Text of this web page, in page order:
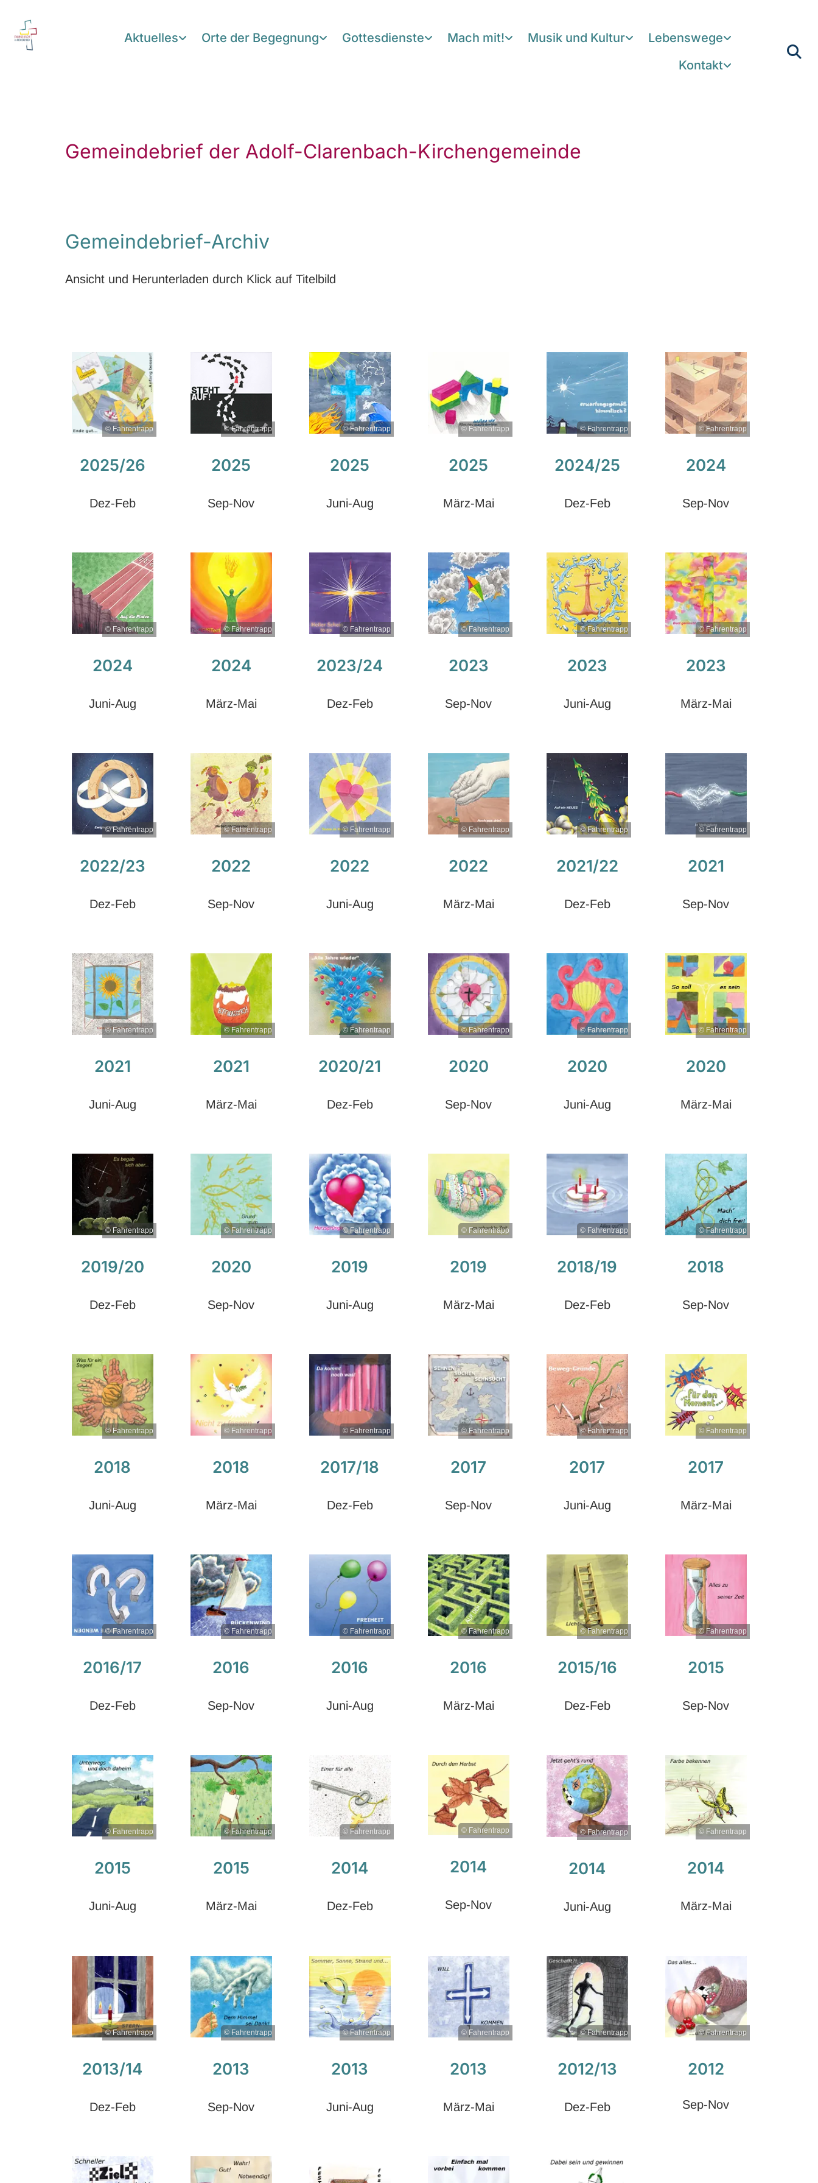
Aktuelles Orte der Begegnung Gottesdienste Mach mit! Musik und Kultur
Lebenswege
Kontakt
Gemeindebrief der Adolf-Clarenbach-Kirchengemeinde
Gemeindebrief-Archiv
Ansicht und Herunterladen durch Klick auf Titelbild
© Fahrentrapp
2025/26
Dez-Feb
© Fahrentrapp
2025
Sep-Nov
© Fahrentrapp
2025
Juni-Aug
© Fahrentrapp
2025
März-Mai
© Fahrentrapp
2024/25
Dez-Feb
© Fahrentrapp
2024
Sep-Nov
© Fahrentrapp
2024
Juni-Aug
© Fahrentrapp
2024
März-Mai
© Fahrentrapp
2023/24
Dez-Feb
© Fahrentrapp
2023
Sep-Nov
© Fahrentrapp
2023
Juni-Aug
© Fahrentrapp
2023
März-Mai
© Fahrentrapp
2022/23
Dez-Feb
© Fahrentrapp
2022
Sep-Nov
© Fahrentrapp
2022
Juni-Aug
© Fahrentrapp
2022
März-Mai
© Fahrentrapp
2021/22
Dez-Feb
© Fahrentrapp
2021
Sep-Nov
© Fahrentrapp
2021
Juni-Aug
© Fahrentrapp
2021
März-Mai
© Fahrentrapp
2020/21
Dez-Feb
© Fahrentrapp
2020
Sep-Nov
© Fahrentrapp
2020
Juni-Aug
© Fahrentrapp
2020
März-Mai
© Fahrentrapp
2019/20
Dez-Feb
© Fahrentrapp
2020
Sep-Nov
© Fahrentrapp
2019
Juni-Aug
© Fahrentrapp
2019
März-Mai
© Fahrentrapp
2018/19
Dez-Feb
© Fahrentrapp
2018
Sep-Nov
© Fahrentrapp
2018
Juni-Aug
© Fahrentrapp
2018
März-Mai
© Fahrentrapp
2017/18
Dez-Feb
© Fahrentrapp
2017
Sep-Nov
© Fahrentrapp
2017
Juni-Aug
© Fahrentrapp
2017
März-Mai
© Fahrentrapp
2016/17
Dez-Feb
© Fahrentrapp
2016
Sep-Nov
© Fahrentrapp
2016
Juni-Aug
© Fahrentrapp
2016
März-Mai
© Fahrentrapp
2015/16
Dez-Feb
© Fahrentrapp
2015
Sep-Nov
© Fahrentrapp
2015
Juni-Aug
© Fahrentrapp
2015
März-Mai
© Fahrentrapp
2014
Dez-Feb
© Fahrentrapp
2014
Sep-Nov
© Fahrentrapp
2014
Juni-Aug
© Fahrentrapp
2014
März-Mai
© Fahrentrapp
2013/14
Dez-Feb
© Fahrentrapp
2013
Sep-Nov
© Fahrentrapp
2013
Juni-Aug
© Fahrentrapp
2013
März-Mai
© Fahrentrapp
2012/13
Dez-Feb
© Fahrentrapp
2012
Sep-Nov